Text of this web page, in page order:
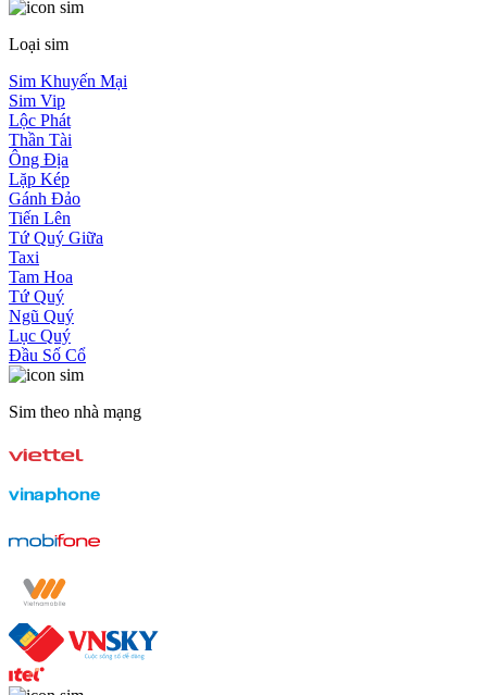
Loại sim
Sim Khuyến Mại
Sim Vip
Lộc Phát
Thần Tài
Ông Địa
Lặp Kép
Gánh Đảo
Tiến Lên
Tứ Quý Giữa
Taxi
Tam Hoa
Tứ Quý
Ngũ Quý
Lục Quý
Đầu Số Cổ
Sim theo nhà mạng